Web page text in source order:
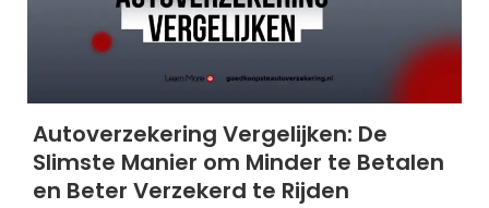
Autoverzekering Vergelijken: De
Slimste Manier om Minder te Betalen
en Beter Verzekerd te Rijden